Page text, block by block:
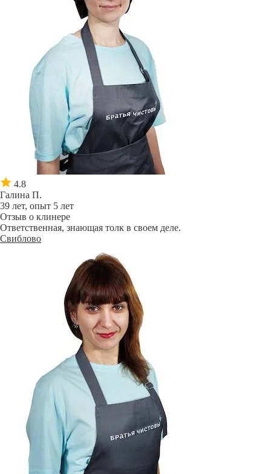
4.8
Галина П.
39 лет, опыт 5 лет
Отзыв о клинере
Ответственная, знающая толк в своем деле.
Свиблово